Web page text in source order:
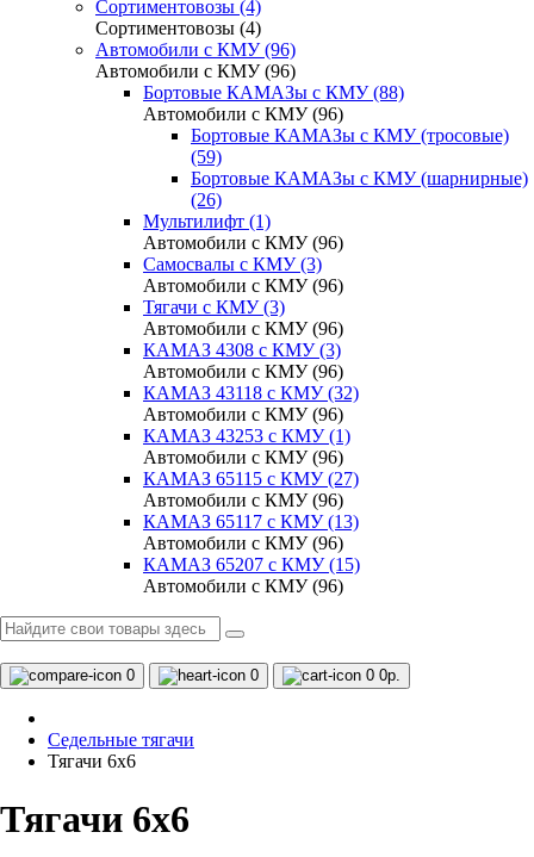
Сортиментовозы (4)
Сортиментовозы (4)
Автомобили с КМУ (96)
Автомобили с КМУ (96)
Бортовые КАМАЗы с КМУ (88)
Автомобили с КМУ (96)
Бортовые КАМАЗы с КМУ (тросовые)
(59)
Бортовые КАМАЗы с КМУ (шарнирные)
(26)
Мультилифт (1)
Автомобили с КМУ (96)
Самосвалы с КМУ (3)
Автомобили с КМУ (96)
Тягачи с КМУ (3)
Автомобили с КМУ (96)
КАМАЗ 4308 c КМУ (3)
Автомобили с КМУ (96)
КАМАЗ 43118 с КМУ (32)
Автомобили с КМУ (96)
КАМАЗ 43253 с КМУ (1)
Автомобили с КМУ (96)
КАМАЗ 65115 с КМУ (27)
Автомобили с КМУ (96)
КАМАЗ 65117 с КМУ (13)
Автомобили с КМУ (96)
КАМАЗ 65207 с КМУ (15)
Автомобили с КМУ (96)
0 0 0 0р.
Седельные тягачи
Тягачи 6x6
Тягачи 6x6